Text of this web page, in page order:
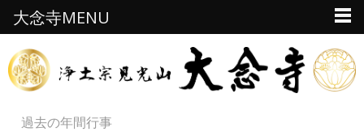
過去の年間行事
大念寺MENU